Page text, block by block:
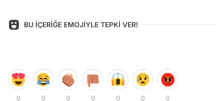
BU İÇERİĞE EMOJİYLE TEPKİ VER!
0 0 0 0 0 0 0